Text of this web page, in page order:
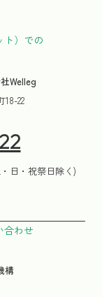
ト）での
Welleg
22
日・祝祭日除く)
合わせ
構